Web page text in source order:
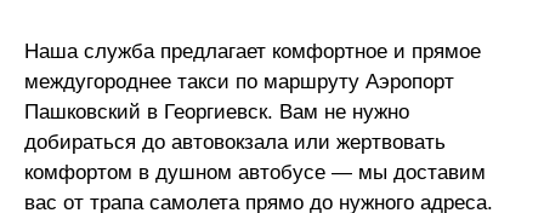
Наша служба предлагает комфортное и прямое
междугороднее такси по маршруту Аэропорт
Пашковский в Георгиевск. Вам не нужно
добираться до автовокзала или жертвовать
комфортом в душном автобусе — мы доставим
вас от трапа самолета прямо до нужного адреса.